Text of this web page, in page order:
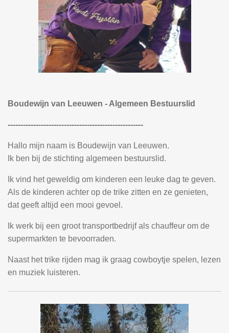
Boudewijn van Leeuwen - Algemeen Bestuurslid
-----------------------------------------------------
Hallo mijn naam is Boudewijn van Leeuwen.
Ik ben bij de stichting algemeen bestuurslid.
Ik vind het geweldig om kinderen een leuke dag te geven.
Als de kinderen achter op de trike zitten en ze genieten,
dat geeft altijd een mooi gevoel.
Ik werk bij een groot transportbedrijf als chauffeur om de
supermarkten te bevoorraden.
Naast het trike rijden mag ik graag cowboytje spelen, lezen
en muziek luisteren.